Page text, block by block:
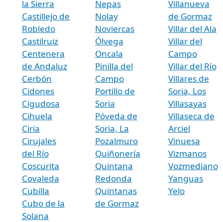
la Sierra
Castillejo de
Robledo
Castilruiz
Centenera
de Andaluz
Cerbón
Cidones
Cigudosa
Cihuela
Ciria
Cirujales
del Río
Coscurita
Covaleda
Cubilla
Cubo de la
Solana
Nepas
Nolay
Noviercas
Ólvega
Oncala
Pinilla del
Campo
Portillo de
Soria
Póveda de
Soria, La
Pozalmuro
Quiñonería
Quintana
Redonda
Quintanas
de Gormaz
Villanueva
de Gormaz
Villar del Ala
Villar del
Campo
Villar del Río
Villares de
Soria, Los
Villasayas
Villaseca de
Arciel
Vinuesa
Vizmanos
Vozmediano
Yanguas
Yelo